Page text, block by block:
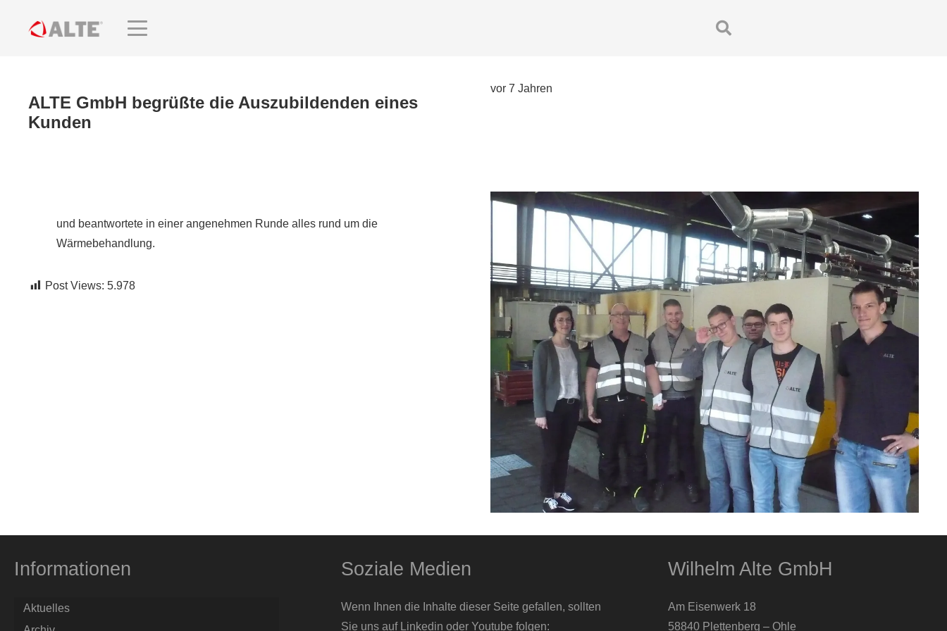
ALTE GmbH begrüßte die Auszubildenden eines
Kunden
vor 7 Jahren
und beantwortete in einer angenehmen Runde alles rund um die
Wärmebehandlung.
Post Views: 5.978
Informationen
Aktuelles
Soziale Medien
Wenn Ihnen die Inhalte dieser Seite gefallen, sollten
Sie uns auf Linkedin oder Youtube folgen:
Wilhelm Alte GmbH
Am Eisenwerk 18
58840 Plettenberg – Ohle